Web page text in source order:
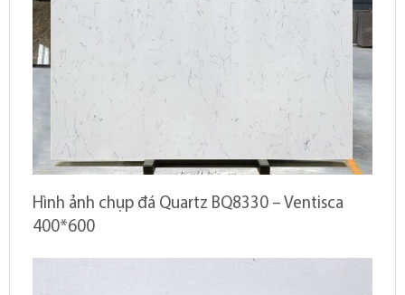
Hình ảnh chụp đá Quartz BQ8330 – Ventisca
400*600